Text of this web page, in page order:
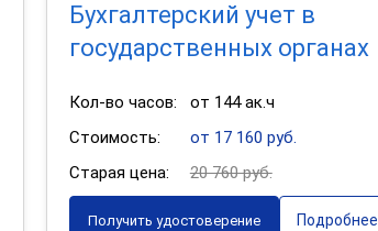
Бухгалтерский учет в
государственных органах
Кол-во часов:
от 144 ак.ч
Стоимость:
от 17 160 руб.
Старая цена:
20 760 руб.
Получить удостоверение Подробнее